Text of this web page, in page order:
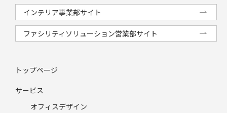
インテリア事業部サイト
ファシリティソリューション営業部サイト
トップページ
サービス
オフィスデザイン